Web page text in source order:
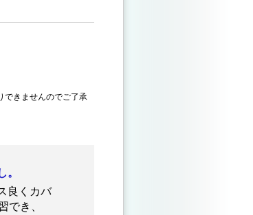
できませんのでご了承
良くカバ
でき、